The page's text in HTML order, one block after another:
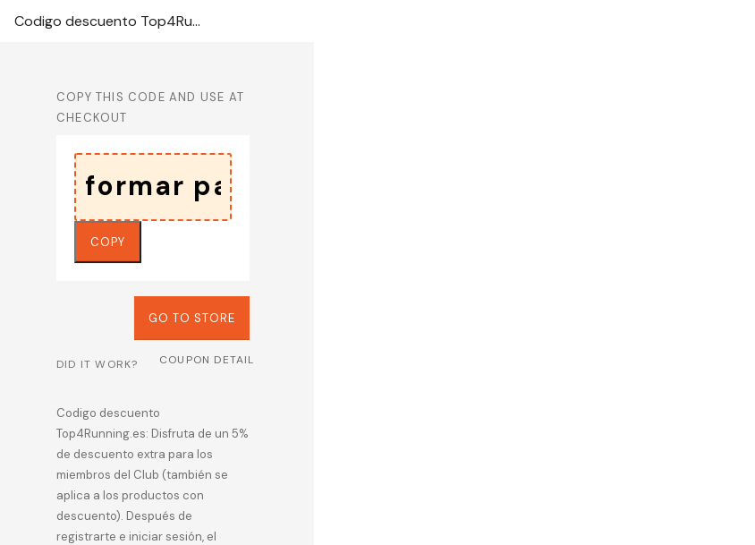
Codigo descuento Top4Running.es: Disfruta de un 5% de descuento extra
COPY THIS CODE AND USE AT
CHECKOUT
COPY
GO TO STORE
DID IT WORK? COUPON DETAIL
Codigo descuento
Top4Running.es: Disfruta de un 5%
de descuento extra para los
miembros del Club (también se
aplica a los productos con
descuento). Después de
registrarte e iniciar sesión, el